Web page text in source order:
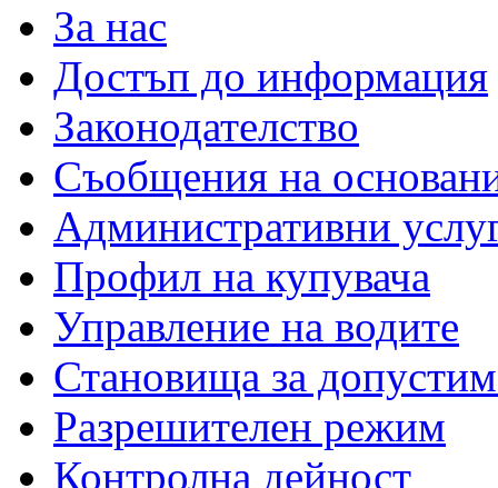
За нас
Достъп до информация
Законодателство
Съобщения на
Административни
Профил на купувача
Управление на водите
Становища за
Разрешителен режим
Контролна дейност